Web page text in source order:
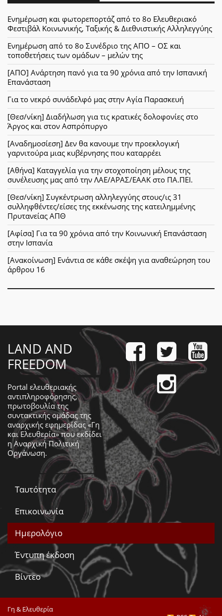
Ενημέρωση και φωτορεπορτάζ από το 8ο Ελευθεριακό
Φεστιβάλ Κοινωνικής, Ταξικής & Διεθνιστικής Αλληλεγγύης
Ενημέρωση από το 8ο Συνέδριο της ΑΠΟ – ΟΣ και
τοποθετήσεις των ομάδων – μελών της
[ΑΠΟ] Ανάρτηση πανό για τα 90 χρόνια από την Ισπανική
Επανάσταση
Για το νεκρό συνάδελφό μας στην Αγία Παρασκευή
[Θεσ/νίκη] Διαδήλωση για τις κρατικές δολοφονίες στο
Άργος και στον Ασπρόπυργο
[Αναδημοσίεση] Δεν θα κανουμε την προεκλογική
γαρνιτούρα μιας κυβέρνησης που καταρρέει
[Αθήνα] Καταγγελία για την στοχοποίηση μέλους της
συνέλευσης μας από την ΛΑΕ/ΑΡΑΣ/ΕΑΑΚ στο ΠΑ.ΠΕΙ.
[Θεσ/νίκη] Συγκέντρωση αλληλεγγύης στους/ις 31
συλληφθέντες/είσες της εκκένωσης της κατειλημμένης
Πρυτανείας ΑΠΘ
[Αφίσα] Για τα 90 χρόνια από την Κοινωνική Επανάσταση
στην Ισπανία
[Ανακοίνωση] Ενάντια σε κάθε σκέψη για αναθεώρηση του
άρθρου 16
LAND AND
FREEDOM
Portal ελευθεριακής
αντιπληροφόρησης,
πρωτοβουλία της
συντακτικής ομάδας της
αναρχικής εφημερίδας «Γη
και Ελευθερία» που εκδίδει
ηΑναρχική Πολιτική
Οργάνωση.
Ταυτότητα
Επικοινωνία
Ημερολόγιο
Έντυπη έκδοση
Βίντεο
Γη & Ελευθερία